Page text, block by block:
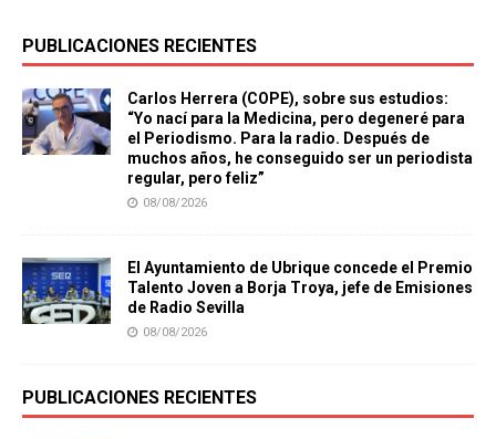
PUBLICACIONES RECIENTES
Carlos Herrera (COPE), sobre sus estudios:
“Yo nací para la Medicina, pero degeneré para
el Periodismo. Para la radio. Después de
muchos años, he conseguido ser un periodista
regular, pero feliz”
08/08/2026
El Ayuntamiento de Ubrique concede el Premio
Talento Joven a Borja Troya, jefe de Emisiones
de Radio Sevilla
08/08/2026
PUBLICACIONES RECIENTES